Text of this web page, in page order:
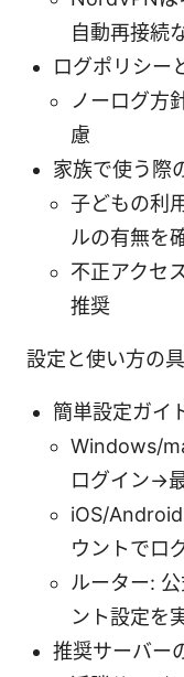
自動再接続
ログポリシー
ノーログ方
慮
家族で使う際
子どもの利
ルの有無を
不正アクセ
推奨
設定と使い方の
簡単設定ガイ
Windows/
ログイン→
iOS/
ウントでロ
ルーター:
ント設定を
推奨サーバー